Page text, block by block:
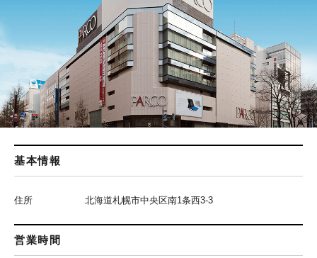
基本情報
住所 北海道札幌市中央区南1条西3-3
営業時間